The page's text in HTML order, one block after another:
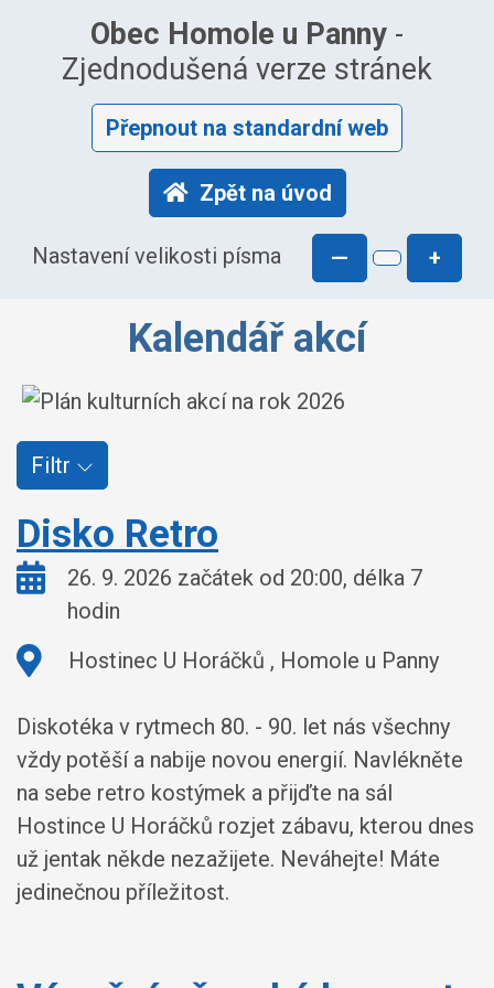
Obec Homole u Panny -
Zjednodušená verze stránek
Přepnout na standardní web
Zpět na úvod
Nastavení velikosti písma — +
Kalendář akcí
Filtr
Disko Retro
Kdy:
26. 9. 2026 začátek od 20:00, délka 7
hodin
Kde:
Hostinec U Horáčků , Homole u Panny
Diskotéka v rytmech 80. - 90. let nás všechny
vždy potěší a nabije novou energií. Navlékněte
na sebe retro kostýmek a přijďte na sál
Hostince U Horáčků rozjet zábavu, kterou dnes
už jentak někde nezažijete. Neváhejte! Máte
jedinečnou příležitost.